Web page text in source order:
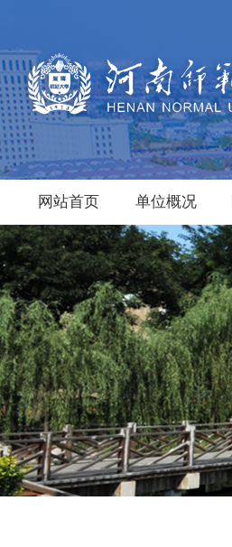
网站首页 单位概况